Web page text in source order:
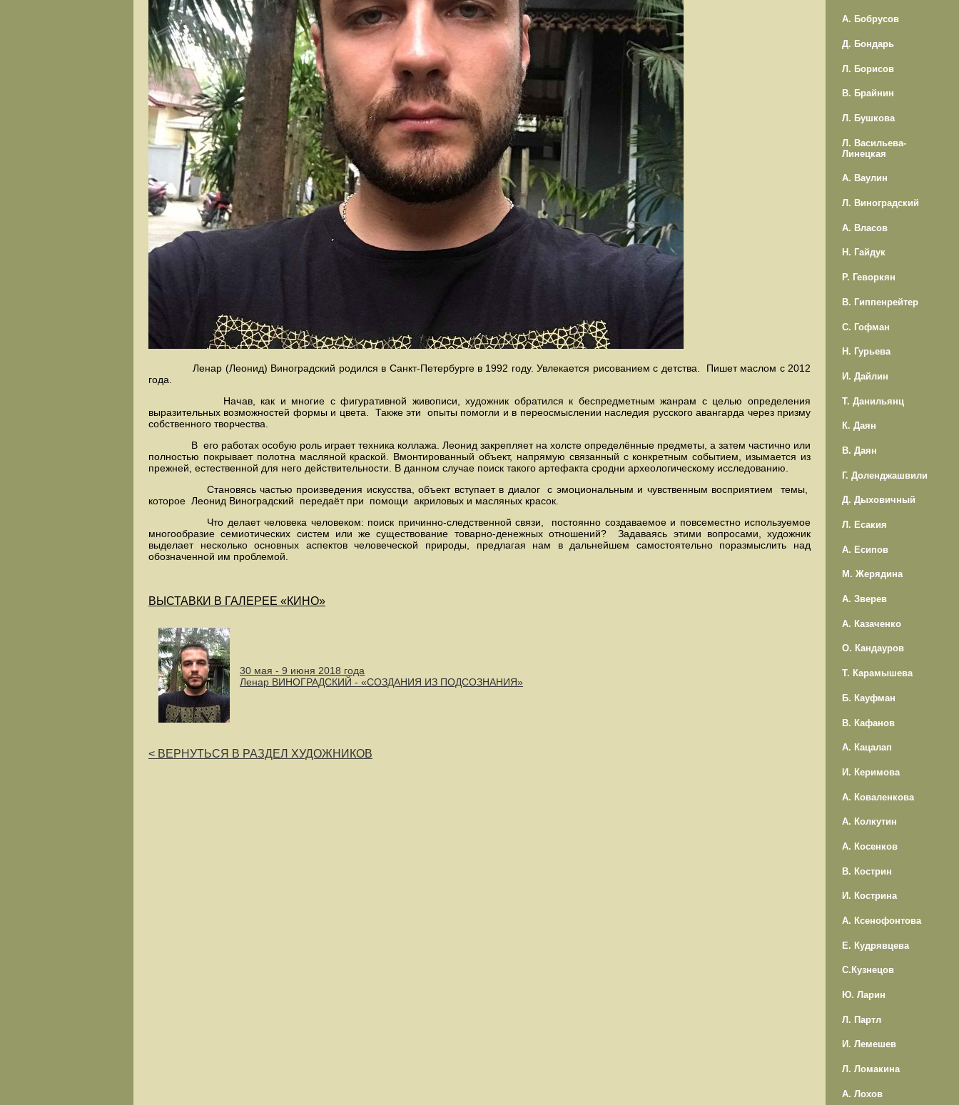
Ленар (Леонид) Виноградский родился в Санкт-Петербурге в 1992 году. Увлекается рисованием с детства. Пишет маслом с 2012
года.
Начав, как и многие с фигуративной живописи, художник обратился к беспредметным жанрам с целью определения
выразительных возможностей формы и цвета. Также эти опыты помогли и в переосмыслении наследия русского авангарда через призму
собственного творчества.
В его работах особую роль играет техника коллажа. Леонид закрепляет на холсте определённые предметы, а затем частично или
полностью покрывает полотна масляной краской. Вмонтированный объект, напрямую связанный с конкретным событием, изымается из
прежней, естественной для него действительности. В данном случае поиск такого артефакта сродни археологическому исследованию.
Становясь частью произведения искусства, объект вступает в диалог с эмоциональным и чувственным восприятием темы,
которое Леонид Виноградский передаёт при помощи акриловых и масляных красок.
Что делает человека человеком: поиск причинно-следственной связи, постоянно создаваемое и повсеместно используемое
многообразие семиотических систем или же существование товарно-денежных отношений? Задаваясь этими вопросами, художник
выделает несколько основных аспектов человеческой природы, предлагая нам в дальнейшем самостоятельно поразмыслить над
обозначенной им проблемой.
ВЫСТАВКИ В ГАЛЕРЕЕ «КИНО»
30 мая - 9 июня 2018 года
Ленар ВИНОГРАДСКИЙ - «СОЗДАНИЯ ИЗ ПОДСОЗНАНИЯ»
< ВЕРНУТЬСЯ В РАЗДЕЛ ХУДОЖНИКОВ
А. Бобрусов
Д. Бондарь
Л. Борисов
В. Брайнин
Л. Бушкова
Л. Васильева-
Линецкая
А. Ваулин
Л. Виноградский
А. Власов
Н. Гайдук
Р. Геворкян
В. Гиппенрейтер
С. Гофман
Н. Гурьева
И. Дайлин
Т. Данильянц
К. Даян
В. Даян
Г. Доленджашвили
Д. Дыховичный
Л. Есакия
А. Есипов
М. Жерядина
А. Зверев
А. Казаченко
О. Кандауров
Т. Карамышева
Б. Кауфман
В. Кафанов
А. Кацалап
И. Керимова
А. Коваленкова
А. Колкутин
А. Косенков
В. Кострин
И. Кострина
А. Ксенофонтова
Е. Кудрявцева
С.Кузнецов
Ю. Ларин
Л. Партл
И. Лемешев
Л. Ломакина
А. Лохов